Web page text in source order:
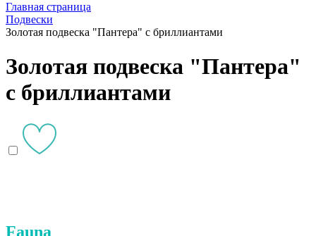
Главная страница
Подвески
Золотая подвеска "Пантера" с бриллиантами
Золотая подвеска "Пантера"
с бриллиантами
Fauna